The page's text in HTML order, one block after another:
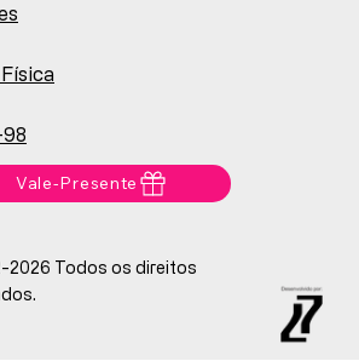
Vale-Presente
2026 Todos os direitos